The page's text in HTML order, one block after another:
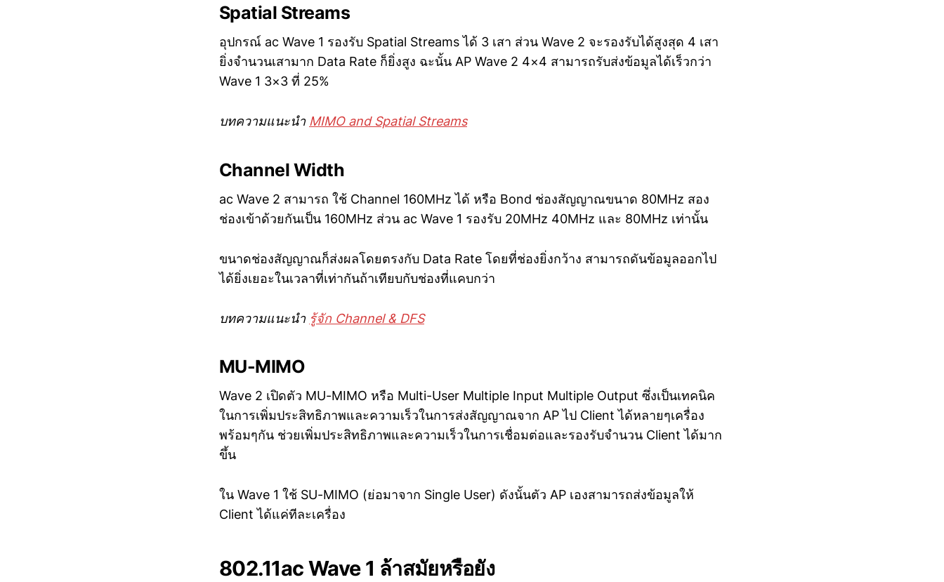
Spatial Streams
อุปกรณ์ ac Wave 1 รองรับ Spatial Streams ได้ 3 เสา ส่วน Wave 2 จะรองรับได้สูงสุด 4 เสา
ยิ่งจำนวนเสามาก Data Rate ก็ยิ่งสูง ฉะนั้น AP Wave 2 4×4 สามารถรับส่งข้อมูลได้เร็วกว่า
Wave 1 3×3 ที่ 25%
บทความแนะนำ MIMO and Spatial Streams
Channel Width
ac Wave 2 สามารถ ใช้ Channel 160MHz ได้ หรือ Bond ช่องสัญญาณขนาด 80MHz สอง
ช่องเข้าด้วยกันเป็น 160MHz ส่วน ac Wave 1 รองรับ 20MHz 40MHz และ 80MHz เท่านั้น
ขนาดช่องสัญญาณก็ส่งผลโดยตรงกับ Data Rate โดยที่ช่องยิ่งกว้าง สามารถดันข้อมูลออกไป
ได้ยิ่งเยอะในเวลาที่เท่ากันถ้าเทียบกับช่องที่แคบกว่า
บทความแนะนำ รู้จัก Channel & DFS
MU-MIMO
Wave 2 เปิดตัว MU-MIMO หรือ Multi-User Multiple Input Multiple Output ซึ่งเป็นเทคนิค
ในการเพิ่มประสิทธิภาพและความเร็วในการส่งสัญญาณจาก AP ไป Client ได้หลายๆเครื่อง
พร้อมๆกัน ช่วยเพิ่มประสิทธิภาพและความเร็วในการเชื่อมต่อและรองรับจำนวน Client ได้มาก
ขึ้น
ใน Wave 1 ใช้ SU-MIMO (ย่อมาจาก Single User) ดังนั้นตัว AP เองสามารถส่งข้อมูลให้
Client ได้แค่ทีละเครื่อง
802.11ac Wave 1 ล้าสมัยหรือยัง